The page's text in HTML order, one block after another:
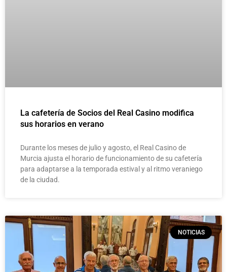
La cafetería de Socios del Real Casino modifica
sus horarios en verano
Durante los meses de julio y agosto, el Real Casino de
Murcia ajusta el horario de funcionamiento de su cafetería
para adaptarse a la temporada estival y al ritmo veraniego
de la ciudad.
NOTICIAS